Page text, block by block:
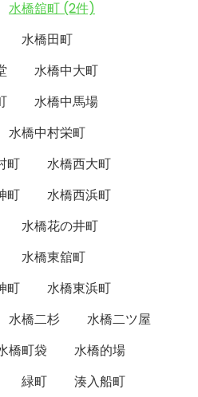
水橋舘町 (2件)
水橋田町
水橋中大町
水橋中馬場
水橋中村栄町
町
水橋西大町
町
水橋西浜町
水橋花の井町
水橋東舘町
町
水橋東浜町
水橋二杉
水橋二ツ屋
橋町袋
水橋的場
緑町 湊入船町